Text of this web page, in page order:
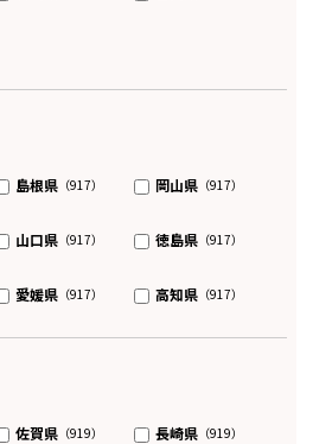
島根県 （917） 岡山県 （917）
山口県 （917） 徳島県 （917）
愛媛県 （917） 高知県 （917）
佐賀県 （919） 長崎県 （919）